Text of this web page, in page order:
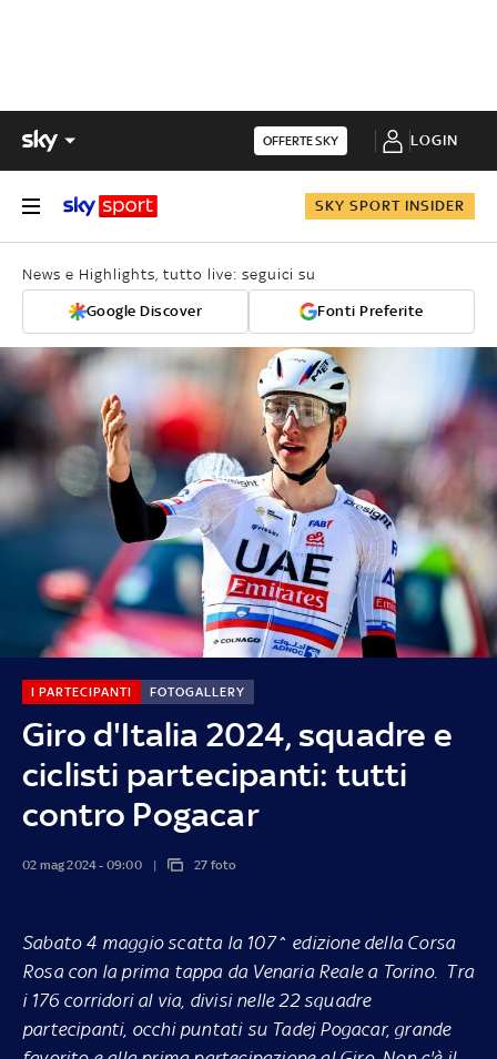
OFFERTE SKY LOGIN
SKY SPORT INSIDER
News e Highlights, tutto live: seguici su
Google Discover Fonti Preferite
Giro d'Italia 2024, squadre e
ciclisti partecipanti: tutti
contro Pogacar
I PARTECIPANTI FOTOGALLERY
02 mag 2024 - 09:00 27 foto
Sabato 4 maggio scatta la 107^ edizione della Corsa
Rosa con la prima tappa da Venaria Reale a Torino. Tra
i 176 corridori al via, divisi nelle 22 squadre
partecipanti, occhi puntati su Tadej Pogacar, grande